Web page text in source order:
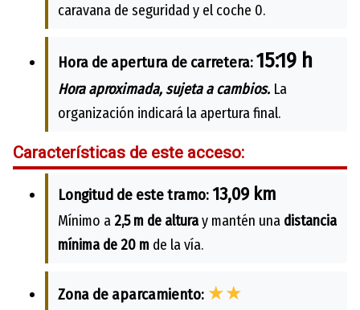
caravana de seguridad y el coche 0.
Hora de apertura de carretera:15:19 h
Hora aproximada, sujeta a cambios. La
organización indicará la apertura final.
Características de este acceso:
Longitud de este tramo: 13,09 km
Mínimo a2,5 m de alturay mantén una distancia
mínima de 20 m de la vía.
Zona de aparcamiento: ★★